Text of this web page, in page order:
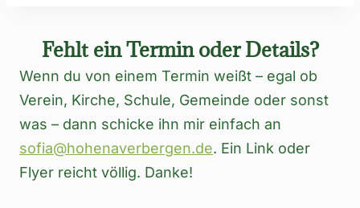
Fehlt ein Termin oder Details?
Wenn du von einem Termin weißt – egal ob
Verein, Kirche, Schule, Gemeinde oder sonst
was – dann schicke ihn mir einfach an
sofia@hohenaverbergen.de. Ein Link oder
Flyer reicht völlig. Danke!